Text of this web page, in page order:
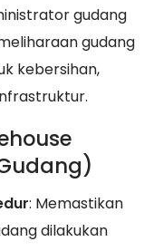
gudang
gudang
kebersihan,
: Memastikan
dilakukan